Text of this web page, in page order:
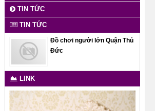
TIN TỨC
TIN TỨC
Đồ chơi người lớn Quận Thủ
Đức
LINK